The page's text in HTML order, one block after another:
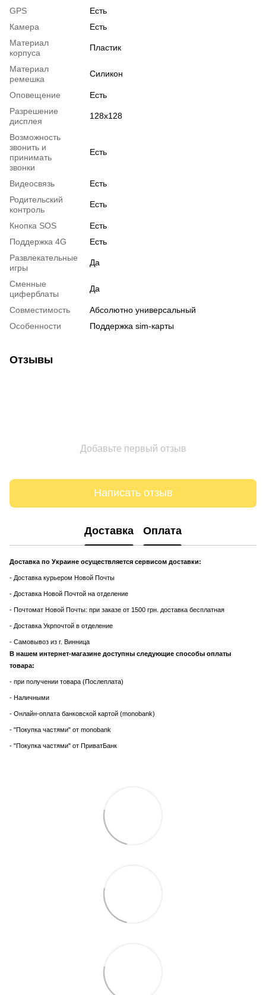
GPS
Есть
Камера
Есть
Материал
корпуса
Пластик
Материал
ремешка
Силикон
Оповещение
Есть
Разрешение
дисплея
128x128
Возможность
звонить и
принимать
звонки
Есть
Видеосвязь
Есть
Родительский
контроль
Есть
Кнопка SOS
Есть
Поддержка 4G
Есть
Развлекательные
игры
Да
Сменные
циферблаты
Да
Совместимость
Абсолютно универсальный
Особенности
Поддержка sim-карты
Отзывы
Добавьте первый отзыв
Написать отзыв
Доставка Оплата
Доставка по Украине осуществляется сервисом доставки:
- Доставка курьером Новой Почты
- Доставка Новой Почтой на отделение
- Почтомат Новой Почты: при заказе от 1500 грн. доставка бесплатная
- Доставка Укрпочтой в отделение
- Самовывоз из г. Винница
В нашем интернет-магазине доступны следующие способы оплаты
товара:
- при получении товара (Послеплата)
- Наличными
- Онлайн-оплата банковской картой (monobank)
- "Покупка частями" от monobank
- "Покупка частями" от ПриватБанк